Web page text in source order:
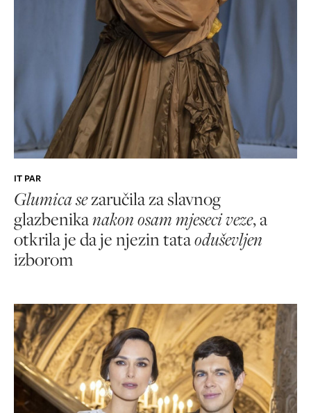
IT PAR
Glumica sezaručila za slavnog
glazbenikanakon osam mjeseci veze, a
otkrila je da je njezin tataoduševljen
izborom